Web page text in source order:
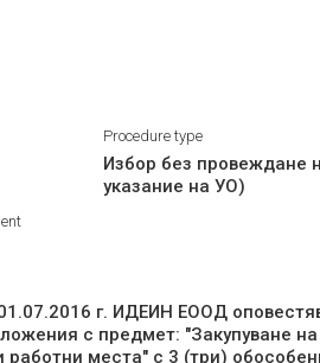
Procedure type
Избор без провеждане
указание на УО)
г. ИДЕИН ЕООД
с предмет: "Закупуване
места" с 3 (три)